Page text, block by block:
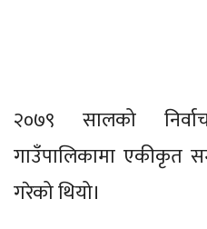
२०७९ सालको
गाउँपालिकामा एकीकृत
गरेको थियो।